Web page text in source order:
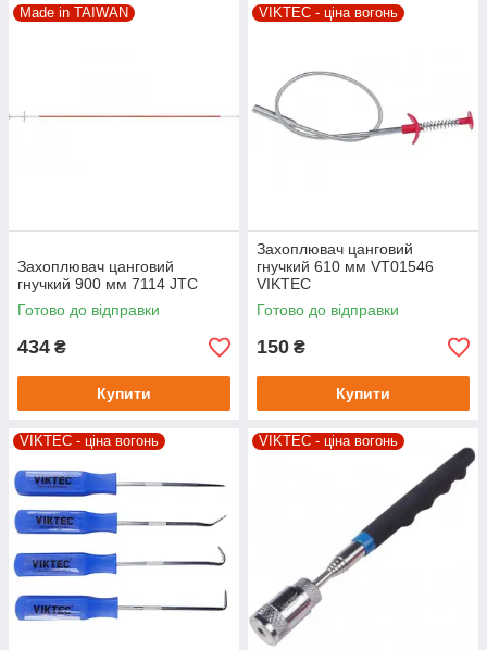
Made in TAIWAN
Захоплювач цанговий
гнучкий 900 мм 7114 JTC
Готово до відправки
434 ₴
Купити
VIKTEC - ціна вогонь
Захоплювач цанговий
гнучкий 610 мм VT01546
VIKTEC
Готово до відправки
150 ₴
Купити
VIKTEC - ціна вогонь VIKTEC - ціна вогонь